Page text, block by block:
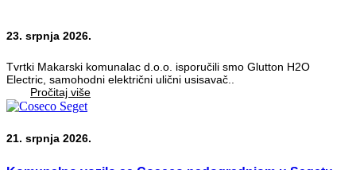
23. srpnja 2026.
Tvrtki Makarski komunalac d.o.o. isporučili smo Glutton H2O
Electric, samohodni električni ulični usisavač..
Pročitaj više
21. srpnja 2026.